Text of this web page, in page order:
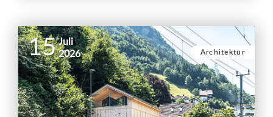
15 Juli
2026
Architektur